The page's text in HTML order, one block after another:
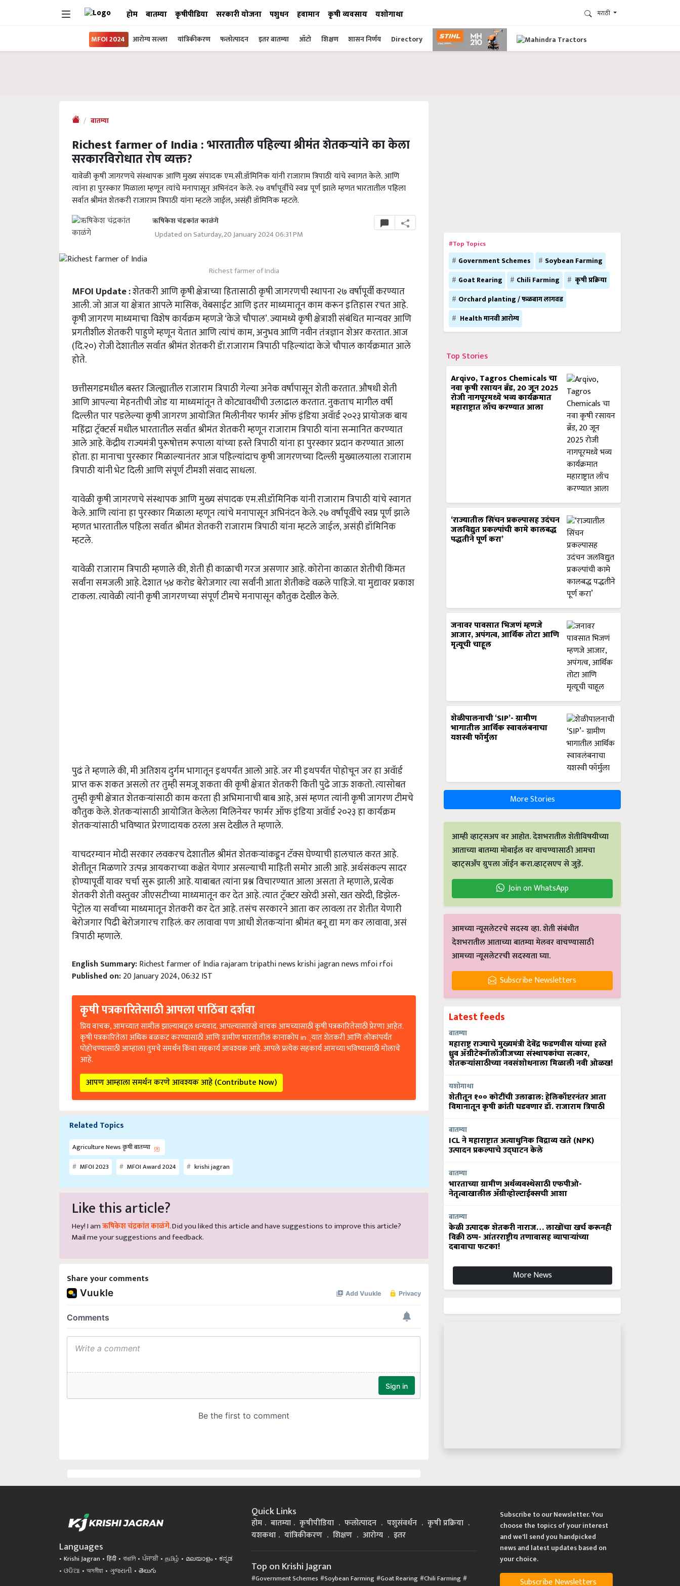
होम बातम्या कृषीपीडिया सरकारी योजना पशुधन हवामान कृषी व्यवसाय यशोगाथा मराठी
MFOI 2024 आरोग्य सल्ला यांत्रिकीकरण फलोत्पादन इतर बातम्या ऑटो शिक्षण शासन निर्णय Directory
बातम्या
Richest farmer of India : भारतातील पहिल्या श्रीमंत शेतकऱ्यांने का केला
सरकारविरोधात रोष व्यक्त?
यावेळी कृषी जागरणचे संस्थापक आणि मुख्य संपादक एम.सी.डॉमिनिक यांनी राजाराम त्रिपाठी यांचे स्वागत केले. आणि
त्यांना हा पुरस्कार मिळाला म्हणून त्यांचे मनापासून अभिनंदन केले. २७ वर्षांपूर्वीचे स्वप्न पूर्ण झाले म्हणत भारतातील पहिला
सर्वात श्रीमंत शेतकरी राजाराम त्रिपाठी यांना म्हटले जाईल, असंही डॉमिनिक म्हटले.
ऋषिकेश चंद्रकांत काळंगे
Updated on Saturday, 20 January 2024 06:31 PM
Richest farmer of India
MFOI Update :शेतकरी आणि कृषी क्षेत्राच्या हितासाठी कृषी जागरणची स्थापना २७ वर्षांपूर्वी करण्यात
आली. जो आज या क्षेत्रात आपले मासिक, वेबसाईट आणि इतर माध्यमातून काम करून इतिहास रचत आहे.
कृषी जागरण माध्यमाचा विशेष कार्यक्रम म्हणजे ‘केजे चौपाल’. ज्यामध्ये कृषी क्षेत्राशी संबंधित मान्यवर आणि
प्रगतीशील शेतकरी पाहुणे म्हणून येतात आणि त्यांचं काम, अनुभव आणि नवीन तंत्रज्ञान शेअर करतात. आज
(दि.२०) रोजी देशातील सर्वात श्रीमंत शेतकरी डॅा.राजाराम त्रिपाठी पहिल्यांदा केजे चौपाल कार्यक्रमात आले
होते.
छत्तीसगडमधील बस्तर जिल्ह्यातील राजाराम त्रिपाठी गेल्या अनेक वर्षांपासून शेती करतात. औषधी शेती
आणि आपल्या मेहनतीची जोड या माध्यमांतून ते कोट्यावधींची उलाढाल करतात. नुकताच मागील वर्षी
दिल्लीत पार पडलेल्या कृषी जागरण आयोजित मिलीनीयर फार्मर ऑफ इंडिया अवॅार्ड २०२३ प्रायोजक बाय
महिंद्रा ट्रॅक्टर्स मधील भारतातील सर्वात श्रीमंत शेतकरी म्हणून राजाराम त्रिपाठी यांना सन्मानित करण्यात
आले आहे. केंद्रीय राज्यमंत्री पुरूषोत्तम रूपाला यांच्या हस्ते त्रिपाठी यांना हा पुरस्कार प्रदान करण्यात आला
होता. हा मानाचा पुरस्कार मिळाल्यानंतर आज पहिल्यांदाच कृषी जागरणच्या दिल्ली मुख्यालयाला राजाराम
त्रिपाठी यांनी भेट दिली आणि संपूर्ण टीमशी संवाद साधला.
यावेळी कृषी जागरणचे संस्थापक आणि मुख्य संपादक एम.सी.डॉमिनिक यांनी राजाराम त्रिपाठी यांचे स्वागत
केले. आणि त्यांना हा पुरस्कार मिळाला म्हणून त्यांचे मनापासून अभिनंदन केले. २७ वर्षांपूर्वीचे स्वप्न पूर्ण झाले
म्हणत भारतातील पहिला सर्वात श्रीमंत शेतकरी राजाराम त्रिपाठी यांना म्हटले जाईल, असंही डॉमिनिक
म्हटले.
यावेळी राजाराम त्रिपाठी म्हणाले की, शेती ही काळाची गरज असणार आहे. कोरोना काळात शेतीची किंमत
सर्वांना समजली आहे. देशात ५४ करोड बेरोजगार त्या सर्वांनी आता शेतीकडे वळले पाहिजे. या मुद्यावर प्रकाश
टाकला. त्यावेळी त्यांनी कृषी जागरणच्या संपूर्ण टीमचे मनापासून कौतुक देखील केले.
पुढं ते म्हणाले की, मी अतिशय दुर्गम भागातून इथपर्यंत आलो आहे. जर मी इथपर्यंत पोहोचून जर हा अवॅार्ड
प्राप्त करू शकत असलो तर तुम्ही समजू शकता की कृषी क्षेत्रात शेतकरी किती पुढे जाऊ शकतो. त्यासोबत
तुम्ही कृषी क्षेत्रात शेतकऱ्यांसाठी काम करता ही अभिमानाची बाब आहे, असं म्हणत त्यांनी कृषी जागरण टीमचे
कौतुक केले. शेतकऱ्यांसाठी आयोजित केलेला मिलिनेयर फार्मर ऑफ इंडिया अवॅार्ड २०२३ हा कार्यक्रम
शेतकऱ्यांसाठी भविष्यात प्रेरणादायक ठरला अस देखील ते म्हणाले.
याचदरम्यान मोदी सरकार लवकरच देशातील श्रीमंत शेतकऱ्यांकडून टॅक्स घेण्याची हालचाल करत आहे.
शेतीतून मिळणारे उत्पन्न आयकराच्या कक्षेत येणार असल्याची माहिती समोर आली आहे. अर्थसंकल्प सादर
होण्यापूर्वी यावर चर्चा सुरू झाली आहे. याबाबत त्यांना प्रश्न विचारण्यात आला असता ते म्हणाले, प्रत्येक
शेतकरी शेती वस्तुवर जीएसटीच्या माध्यमातून कर देत आहे. त्यात ट्रॅक्टर खरेदी असो, खत खरेदी, डिझेल-
पेट्रोल या सर्वांच्या माध्यमातून शेतकरी कर देत आहे. तसंच सरकारने आता कर लावला तर शेतीत येणारी
बेरोजगार पिढी बेरोजगारच राहिलं. कर लावावा पण आधी शेतकऱ्यांना श्रीमंत बनू द्या मग कर लावावा, असं
त्रिपाठी म्हणाले.
English Summary:Richest farmer of India rajaram tripathi news krishi jagran news mfoi rfoi
Published on:20 January 2024, 06:32 IST
कृषी पत्रकारितेसाठी आपला पाठिंबा दर्शवा
प्रिय वाचक, आमच्यात सामील झाल्याबद्दल धन्यवाद. आपल्यासारखे वाचक आमच्यासाठी कृषी पत्रकारितेसाठी प्रेरणा आहेत.
कृषी पत्रकारितेला अधिक बळकट करण्यासाठी आणि ग्रामीण भारतातील कानाकोप in्यात शेतकरी आणि लोकांपर्यंत
पोहोचण्यासाठी आम्हाला तुमचे समर्थन किंवा सहकार्य आवश्यक आहे. आपले प्रत्येक सहकार्य आमच्या भविष्यासाठी मोलाचे
आहे.
आपण आम्हाला समर्थन करणे आवश्यक आहे (Contribute Now)
Related Topics
Agriculture News कृषी बातम्या
MFOI 2023
MFOI Award 2024 krishi jagran
Like this article?
Hey! I amऋषिकेश चंद्रकांत काळंगे. Did you liked this article and have suggestions to improve this article?
Mailme your suggestions and feedback.
Share your comments
#Top Topics
Government Schemes
Soybean Farming
Goat Rearing
Chili Farming
कृषी प्रक्रिया
Orchard planting / फळबाग लागवड
Health मानवी आरोग्य
Top Stories
Arqivo, Tagros Chemicals चा
नवा कृषी रसायन ब्रँड, 20 जून 2025
रोजी नागपूरमध्ये भव्य कार्यक्रमात
महाराष्ट्रात लाँच करण्यात आला
‘राज्यातील सिंचन प्रकल्पासह उदंचन
जलविद्युत प्रकल्पांची कामे कालबद्ध
पद्धतीने पूर्ण करा’
जनावर पावसात भिजणं म्हणजे
आजार, अपंगत्व, आर्थिक तोटा आणि
मृत्यूची चाहूल
शेळीपालनाची ‘SIP’- ग्रामीण
भागातील आर्थिक स्वावलंबनाचा
यशस्वी फॉर्मुला
More Stories
आम्ही व्हाट्सअप वर आहोत. देशभरातील शेतीविषयीच्या
आताच्या बातम्या मोबाईल वर वाचण्यासाठी आमचा
व्हाट्सअँप ग्रुपला जॉईन करा.व्हाट्सएप से जुड़ें.
Join on WhatsApp
आमच्या न्यूसलेटरचे सदस्य व्हा. शेती संबंधीत
देशभरातील आताच्या बातम्या मेलवर वाचण्यासाठी
आमच्या न्यूसलेटरची सदस्यता घ्या.
Subscribe Newsletters
Latest feeds
बातम्या
महाराष्ट्र राज्याचे मुख्यमंत्री देवेंद्र फडणवीस यांच्या हस्ते
ध्रुव ॲग्रीटेक्नॉलॉजीजच्या संस्थापकांचा सत्कार,
शेतकऱ्यांसाठीच्या नवसंशोधनाला मिळाली नवी ओळख!
यशोगाथा
शेतीतून १०० कोटींची उलाढाल: हेलिकॉप्टरनंतर आता
विमानातून कृषी क्रांती घडवणार डॉ. राजाराम त्रिपाठी
बातम्या
ICL ने महाराष्ट्रात अत्याधुनिक विद्राव्य खते (NPK)
उत्पादन प्रकल्पाचे उद्घाटन केले
बातम्या
भारताच्या ग्रामीण अर्थव्यवस्थेसाठी एफपीओ-
नेतृत्वाखालील अ‍ॅग्रीव्होल्टाईक्सची आशा
बातम्या
केळी उत्पादक शेतकरी नाराज… लाखोंचा खर्च करूनही
विक्री ठप्प- आंतरराष्ट्रीय तणावासह व्यापाऱ्यांच्या
दबावाचा फटका!
More News
Languages
Krishi Jagran हिंदी বাঙালি ਪੰਜਾਬੀ தமிழ் മലയാളം
ಕನ್ನಡ
ଓଡିଆ
অসমীয়া ગુજરાતી తెలుగు
Quick Links
होम बातम्या कृषीपीडिया फलोत्पादन पशुसंवर्धन
कृषी प्रक्रिया
यशकथा
यांत्रिकीकरण शिक्षण आरोग्य इतर
Top on Krishi Jagran
Government Schemes Soybean Farming Goat Rearing Chili Farming
Subscribe to our Newsletter. You
choose the topics of your interest
and we'll send you handpicked
news and latest updates based on
your choice.
Subscribe Newsletters